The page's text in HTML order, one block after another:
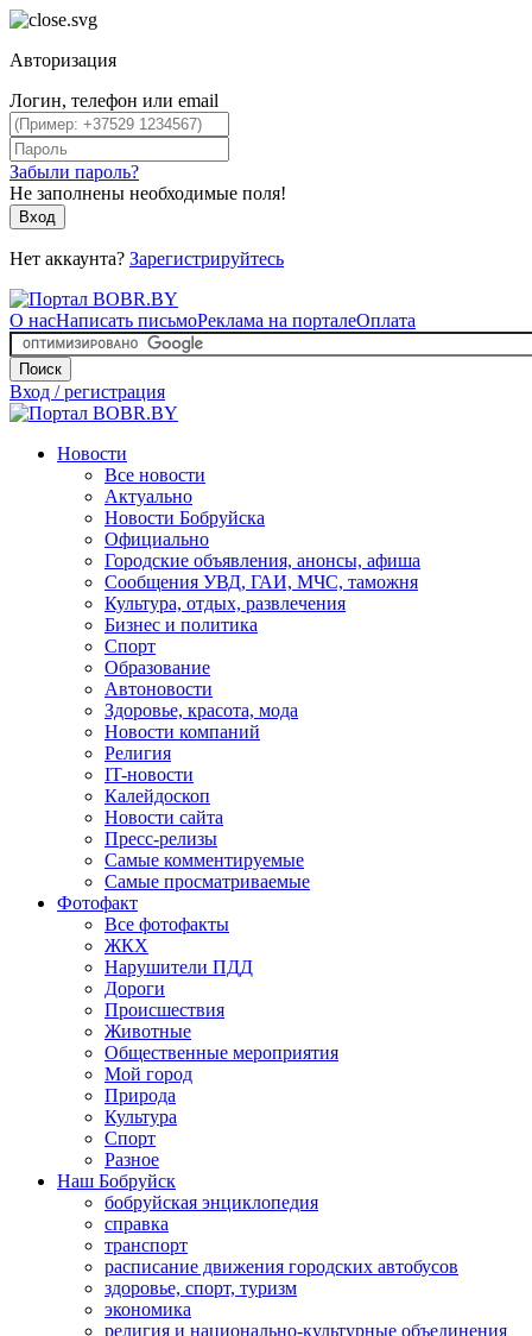
Авторизация
Логин, телефон или email
Забыли пароль?
Не заполнены необходимые поля!
Вход
Нет аккаунта? Зарегистрируйтесь
О насНаписать письмоРеклама на порталеОплата
Поиск
Вход / регистрация
Новости
Все новости
Актуально
Новости Бобруйска
Официально
Городские объявления, анонсы, афиша
Сообщения УВД, ГАИ, МЧС, таможня
Культура, отдых, развлечения
Бизнес и политика
Спорт
Образование
Автоновости
Здоровье, красота, мода
Новости компаний
Религия
IT-новости
Калейдоскоп
Новости сайта
Пресс-релизы
Самые комментируемые
Самые просматриваемые
Фотофакт
Все фотофакты
ЖКХ
Нарушители ПДД
Дороги
Происшествия
Животные
Общественные мероприятия
Мой город
Природа
Культура
Спорт
Разное
Наш Бобруйск
бобруйская энциклопедия
справка
транспорт
расписание движения городских автобусов
здоровье, спорт, туризм
экономика
религия и национально-культурные объединения